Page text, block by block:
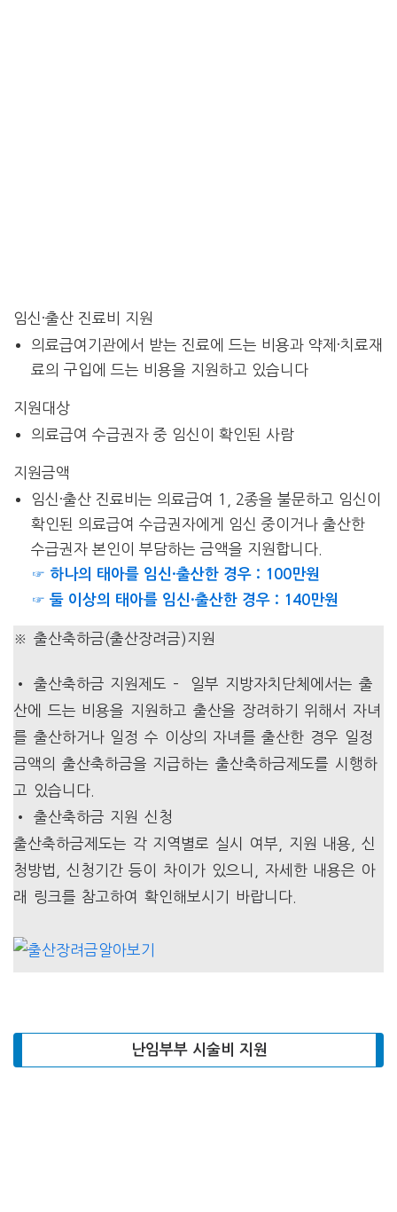
임신·출산 진료비 지원
의료급여기관에서 받는 진료에 드는 비용과 약제·치료재
료의 구입에 드는 비용을 지원하고 있습니다
지원대상
의료급여 수급권자 중 임신이 확인된 사람
지원금액
임신·출산 진료비는 의료급여 1, 2종을 불문하고 임신이
확인된 의료급여 수급권자에게 임신 중이거나 출산한
수급권자 본인이 부담하는 금액을 지원합니다.
☞ 하나의 태아를 임신·출산한 경우 : 100만원
☞둘 이상의 태아를 임신·출산한 경우 : 140만원
※ 출산축하금(출산장려금)지원
• 출산축하금 지원제도 – 일부 지방자치단체에서는 출
산에 드는 비용을 지원하고 출산을 장려하기 위해서 자녀
를 출산하거나 일정 수 이상의 자녀를 출산한 경우 일정
금액의 출산축하금을 지급하는 출산축하금제도를 시행하
고 있습니다.
• 출산축하금 지원 신청
출산축하금제도는 각 지역별로 실시 여부, 지원 내용, 신
청방법, 신청기간 등이 차이가 있으니, 자세한 내용은 아
래 링크를 참고하여 확인해보시기 바랍니다.
난임부부 시술비 지원